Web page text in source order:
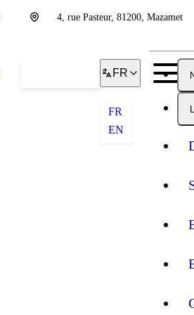
4, rue Pasteur, 81200, Mazamet
FR
FR
EN